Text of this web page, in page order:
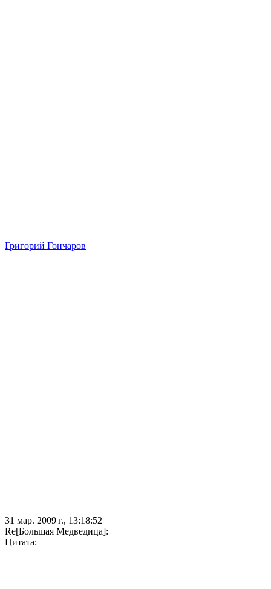
Григорий Гончаров
31 мар. 2009 г., 13:18:52
Re[Большая Медведица]:
Цитата: